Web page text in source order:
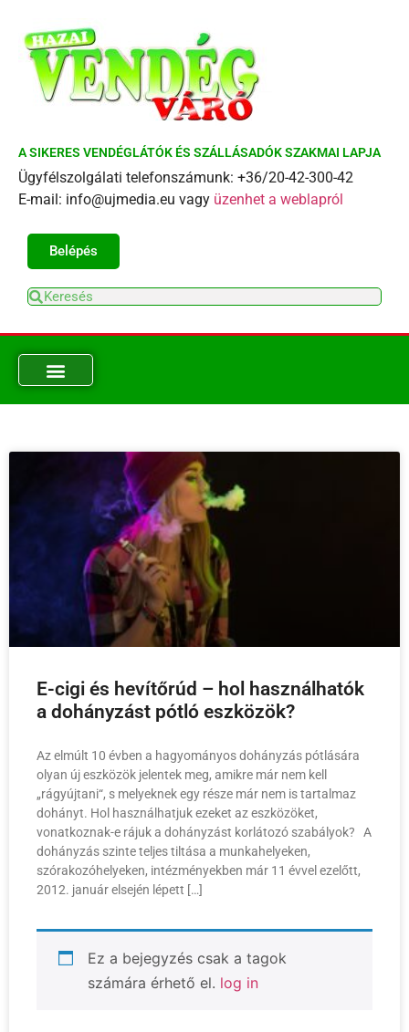
A SIKERES VENDÉGLÁTÓK ÉS SZÁLLÁSADÓK SZAKMAI LAPJA
Ügyfélszolgálati telefonszámunk: +36/20-42-300-42
E-mail: info@ujmedia.eu vagy üzenhet a weblapról
Belépés
E-cigi és hevítőrúd – hol használhatók
a dohányzást pótló eszközök?
Az elmúlt 10 évben a hagyományos dohányzás pótlására
olyan új eszközök jelentek meg, amikre már nem kell
„rágyújtani“, s melyeknek egy része már nem is tartalmaz
dohányt. Hol használhatjuk ezeket az eszközöket,
vonatkoznak-e rájuk a dohányzást korlátozó szabályok? A
dohányzás szinte teljes tiltása a munkahelyeken,
szórakozóhelyeken, intézményekben már 11 évvel ezelőtt,
2012. január elsején lépett […]
Ez a bejegyzés csak a tagok
számára érhető el. log in